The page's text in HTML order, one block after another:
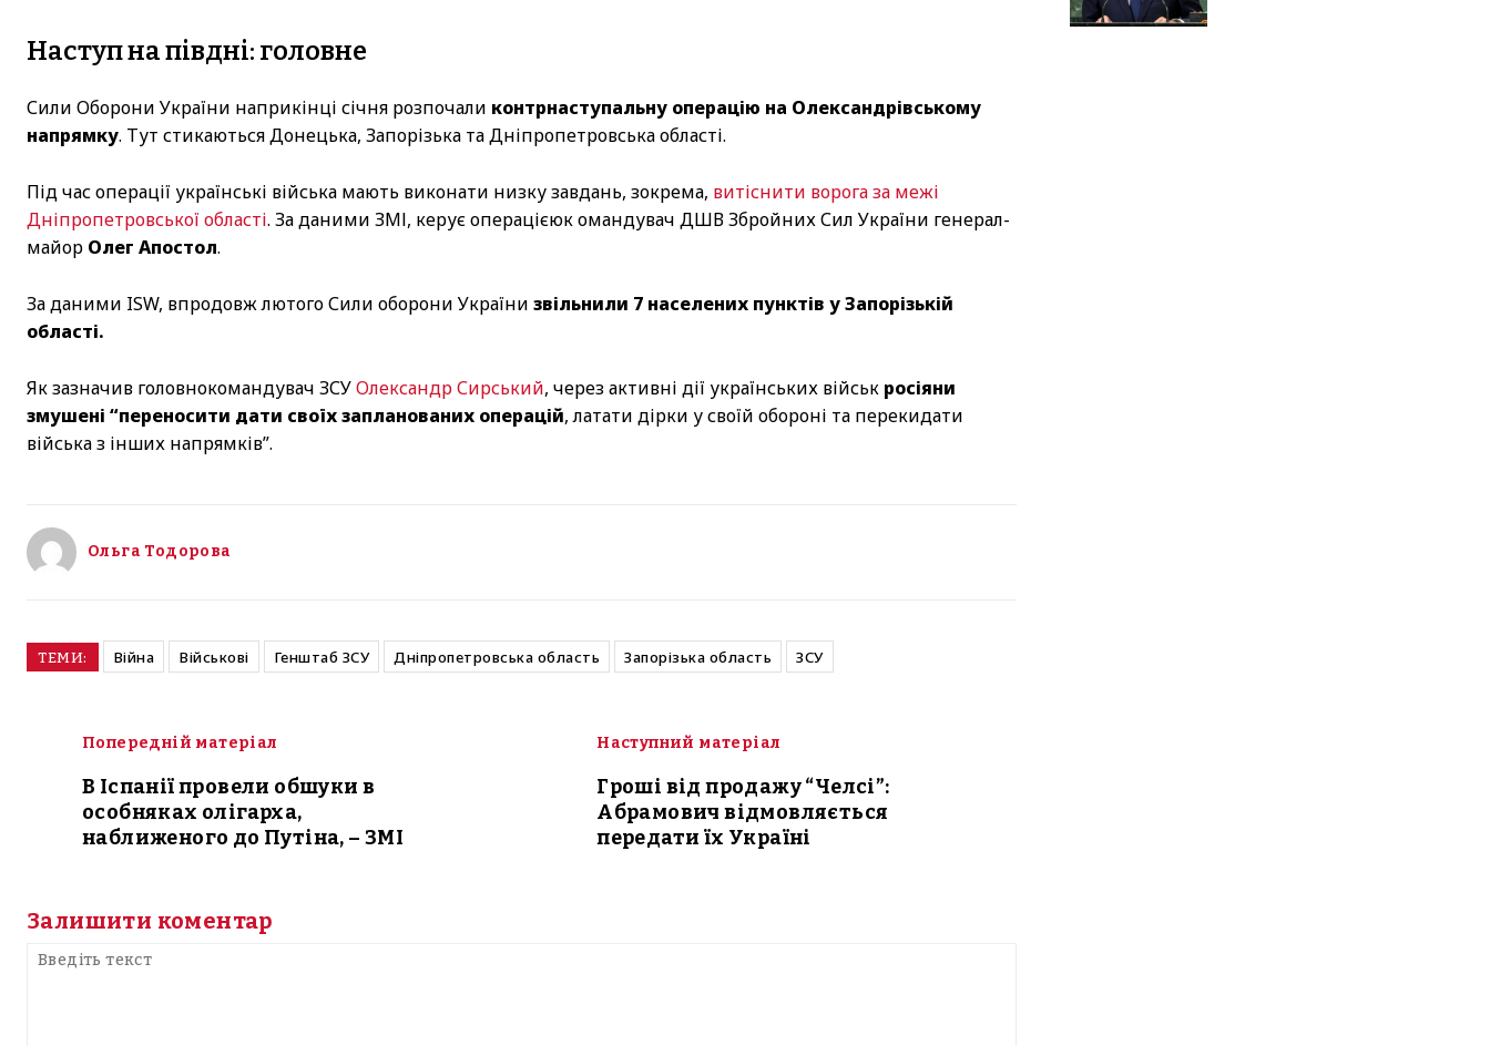
Наступ на півдні: головне
Сили Оборони України наприкінці січня розпочали контрнаступальну операцію на Олександрівському
напрямку. Тут стикаються Донецька, Запорізька та Дніпропетровська області.
Під час операції українські війська мають виконати низку завдань, зокрема, витіснити ворога за межі
Дніпропетровської області. За даними ЗМІ, керує операцієюк омандувач ДШВ Збройних Сил України генерал-
майор Олег Апостол.
За даними ISW, впродовж лютого Сили оборони України звільнили 7 населених пунктів у Запорізькій
області.
Як зазначив головнокомандувач ЗСУОлександр Сирський, через активні дії українських військ росіяни
змушені “переносити дати своїх запланованих операцій, латати дірки у своїй обороні та перекидати
війська з інших напрямків”.
Ольга Тодорова
ТЕМИ: Війна Військові Генштаб ЗСУ Дніпропетровська область Запорізька область ЗСУ
Попередній матеріал
В Іспанії провели обшуки в
особняках олігарха,
наближеного до Путіна, – ЗМІ
Наступний матеріал
Гроші від продажу “Челсі”:
Абрамович відмовляється
передати їх Україні
Залишити коментар